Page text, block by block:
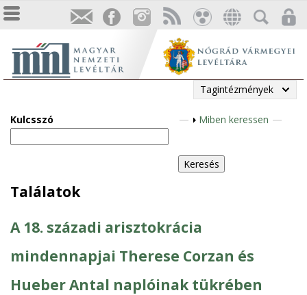
Tagintézmények
Kulcsszó
M
g
j
n
í
é
Miben keressen
Találatok
A 18. századi arisztokrácia
mindennapjai Therese Corzan és
Hueber Antal naplóinak tükrében